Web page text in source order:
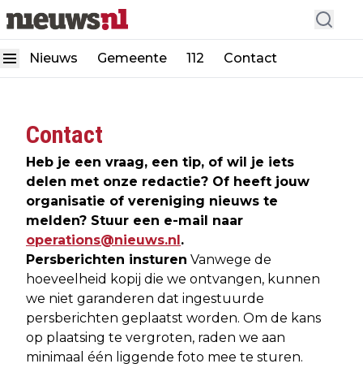
Nieuws Gemeente 112 Contact
Contact
Heb je een vraag, een tip, of wil je iets
delen met onze redactie? Of heeft jouw
organisatie of vereniging nieuws te
melden? Stuur een e-mail naar
operations@nieuws.nl.
Persberichten insturen Vanwege de
hoeveelheid kopij die we ontvangen, kunnen
we niet garanderen dat ingestuurde
persberichten geplaatst worden. Om de kans
op plaatsing te vergroten, raden we aan
minimaal één liggende foto mee te sturen.